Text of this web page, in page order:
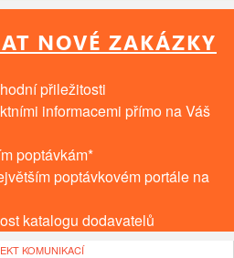
NOVÉ ZAKÁZKY
přiležitosti
informacemi přímo na Váš
poptávkám*
poptávkovém portále na
katalogu dodavatelů
KOMUNIKACÍ